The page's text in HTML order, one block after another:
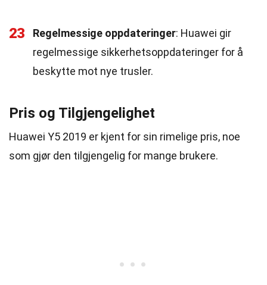
23 Regelmessige oppdateringer: Huawei gir
regelmessige sikkerhetsoppdateringer for å
beskytte mot nye trusler.
Pris og Tilgjengelighet
Huawei Y5 2019 er kjent for sin rimelige pris, noe
som gjør den tilgjengelig for mange brukere.